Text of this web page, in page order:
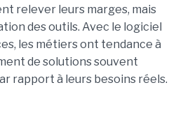
relever leurs marges, mais
des outils. Avec le logiciel
les métiers ont tendance à
de solutions souvent
rapport à leurs besoins réels.